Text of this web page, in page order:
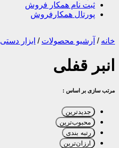
ثبت نام همکار فروش
پورتال همکارفروش
خانه / آرشیو محصولات / ابزار دستی
انبر قفلی
مرتب سازی بر اساس :
جدیدترین
محبوب‌ترین
رتبه بندی
ارزان‌ترین